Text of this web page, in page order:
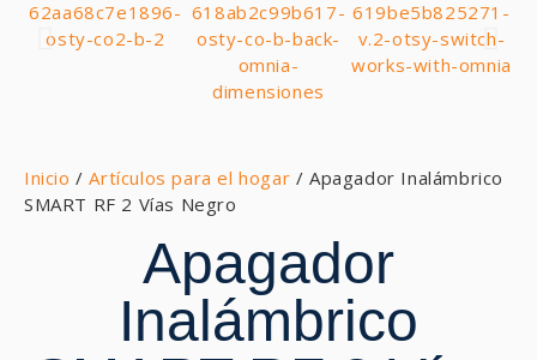
Inicio /Artículos para el hogar / Apagador Inalámbrico
SMART RF 2 Vías Negro
Apagador
Inalámbrico